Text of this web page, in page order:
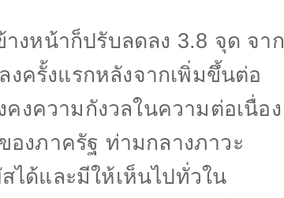
างหน้าก็ปรับลดลง 3.8 จุด จาก
งครั้งแรกหลังจากเพิ่มขึ้นต่อ
คงความกังวลในความต่อเนื่อง
องภาครัฐ ท่ามกลางภาวะ
ได้และมีให้เห็นไปทั่วใน